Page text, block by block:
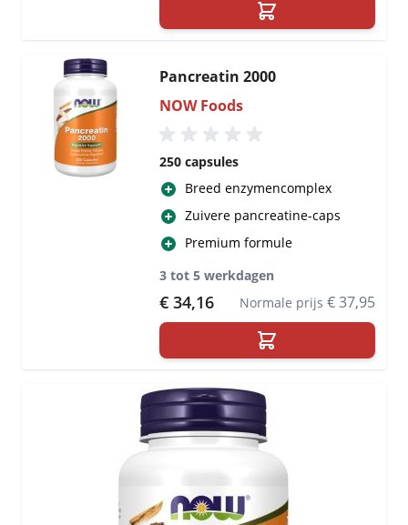
Pancreatin 2000
NOW Foods
250 capsules
Breed enzymencomplex
Zuivere pancreatine-caps
Premium formule
3 tot 5 werkdagen
Special Price
€ 34,16 Normale prijs € 37,95